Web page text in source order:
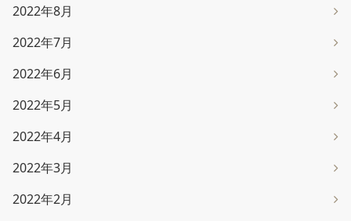
2022年8月
2022年7月
2022年6月
2022年5月
2022年4月
2022年3月
2022年2月